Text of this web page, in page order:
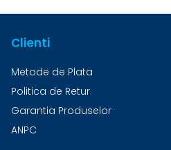
Clienti
Metode de Plata
Politica de Retur
Garantia Produselor
ANPC